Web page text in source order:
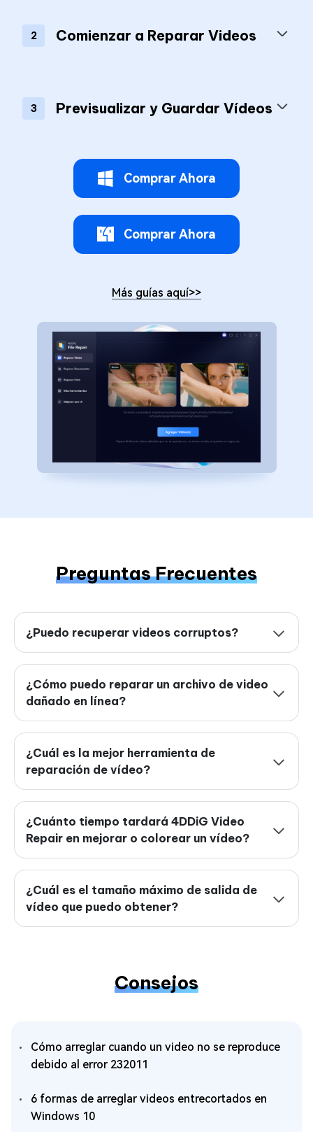
2 Comienzar a Reparar Videos
3 Previsualizar y Guardar Vídeos
Comprar Ahora
Comprar Ahora
Más guías aquí>>
Preguntas Frecuentes
¿Puedo recuperar videos corruptos?
¿Cómo puedo reparar un archivo de video
dañado en línea?
¿Cuál es la mejor herramienta de
reparación de vídeo?
¿Cuánto tiempo tardará 4DDiG Video
Repair en mejorar o colorear un vídeo?
¿Cuál es el tamaño máximo de salida de
vídeo que puedo obtener?
Consejos
Cómo arreglar cuando un video no se reproduce
debido al error 232011
6 formas de arreglar videos entrecortados en
Windows 10